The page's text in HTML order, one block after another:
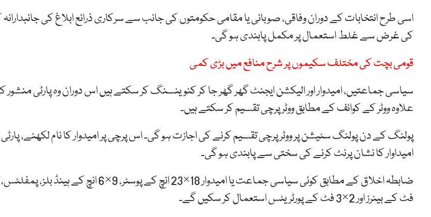
اسی طرح انتخابات کے دوران وفاقی، صوبائی یا مقامی حکومتوں کی جانب سے سرکاری ذرائع ابلاغ کی جانبدارانہ
کی غرض سے غلط استعمال پر مکمل پابندی ہو گی۔
قومی بچت کی مختلف سکیموں پر شرح منافع میں بڑی کمی
سیاسی جماعتیں، امیدوار اور الیکشن ایجنٹ گھر گھر جا کر کنوینسنگ کر سکتے ہیں اس دوران وہ پارٹی منشور
علاوہ ووٹر کے کوائف کے مطابق ووٹر پرچی تقسیم کر سکتے ہیں۔
پولنگ کے دن پولنگ سٹیشن پر ووٹر پرچی تقسیم کرنے کی اجازت ہو گی۔ اس پرچی پر امیدوار کا نام لکھنے، پارٹی
امیداوار کا نشان پرنٹ کرنے کی سختی سے پابندی ہو گی۔
فٹ کے بینرز اور 2×3 فٹ کے پورٹریٹس استعمال کر سکیں گے۔